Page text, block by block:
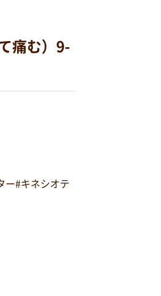
痛む）9-
ー#キネシオテ